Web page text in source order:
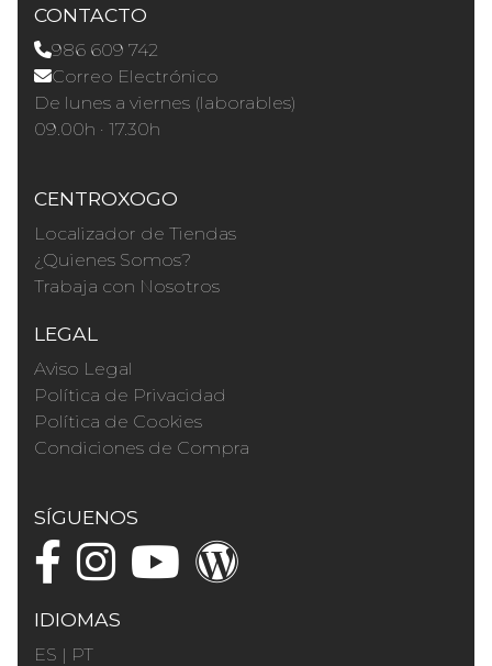
CONTACTO
986 609 742
Correo Electrónico
De lunes a viernes (laborables)
09.00h · 17.30h
CENTROXOGO
Localizador de Tiendas
¿Quienes Somos?
Trabaja con Nosotros
LEGAL
Aviso Legal
Política de Privacidad
Política de Cookies
Condiciones de Compra
SÍGUENOS
IDIOMAS
ES | PT